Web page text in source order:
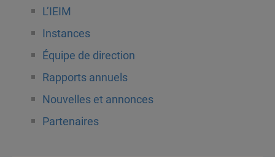
L’IEIM
Instances
Équipe de direction
Rapports annuels
Nouvelles et annonces
Partenaires